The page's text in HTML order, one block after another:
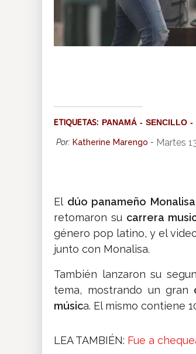
ETIQUETAS: PANAMÁ SENCILLO
Por: Katherine Marengo - Martes
El dúo panameño
retomaron su carrera
género pop latino, y el
junto con Monalisa.
También lanzaron su
tema, mostrando un gran
música. El mismo contiene
LEA TAMBIÉN: Fue a